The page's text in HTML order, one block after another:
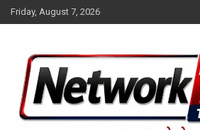
Skip
to
Friday, August 7, 2026